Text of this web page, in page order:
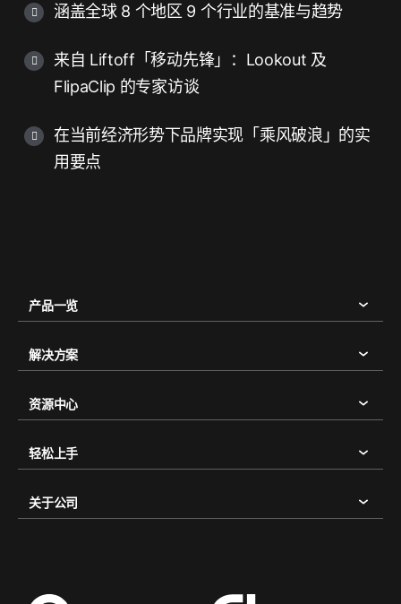
涵盖全球 8 个地区 9 个行业的基准与趋势
来自 Liftoff「移动先锋」：Lookout 及
FlipaClip 的专家访谈
在当前经济形势下品牌实现「乘风破浪」的实
用要点
产品一览
解决方案
资源中心
轻松上手
关于公司